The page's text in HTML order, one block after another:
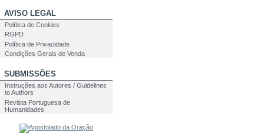
AVISO LEGAL
Política de Cookies
RGPD
Política de Privacidade
Condições Gerais de Venda
SUBMISSÕES
Instruções aos Autores / Guidelines
to Authors
Revista Portuguesa de
Humanidades